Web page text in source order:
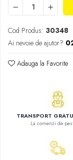
Activitati si jocuri
Benzi desenate
Carte prescolara
Carti de colorat
Literatura si fictiune
Povesti pentru copii
Povesti si povestiri
Dictionare si
Cod Produs: 30348
Ai nevoie de ajutor?
Adauga la Favorite
TRANSPORT
La comenzi de